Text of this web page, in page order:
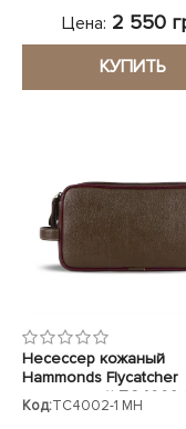
Цена: 2 550
КУПИТЬ
Несессер кожаный
Hammonds Flycatcher
коричневый TC4002-
Код:TC4002-1 MH